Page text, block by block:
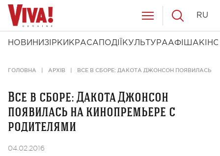
НОВИНИ ЗІРКИ КРАСА ПОДІЇ КУЛЬТУРААФІША КІНО
RU
ГОЛОВНА АРХІВ ВСЕ В СБОРЕ: ДАКОТА ДЖОНСОН ПОЯВИЛАСЬ
Все в сборе: Дакота Джонсон
появилась на кинопремьере с
родителями
04.02.2016